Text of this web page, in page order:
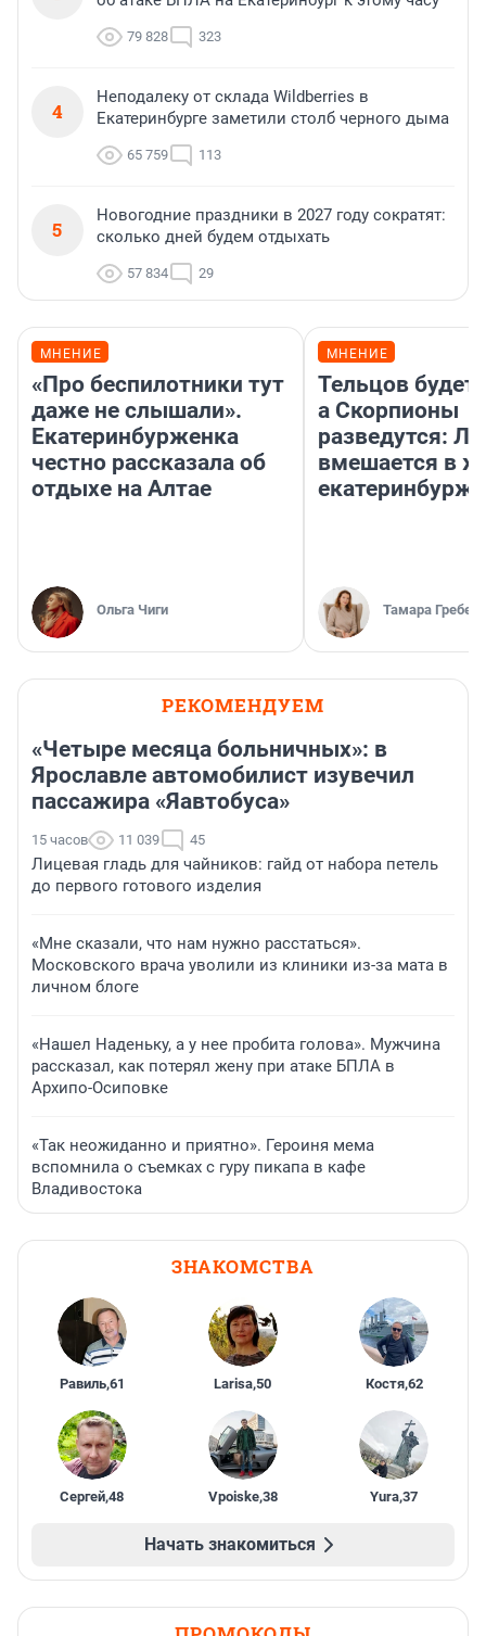
79 828 323
4
Неподалеку от склада Wildberries в
Екатеринбурге заметили столб черного дыма
65 759 113
5
Новогодние праздники в 2027 году сократят:
сколько дней будем отдыхать
57 834 29
МНЕНИЕ
«Про беспилотники тут
даже не слышали».
Екатеринбурженка
честно рассказала об
отдыхе на Алтае
Ольга Чиги
МНЕНИЕ
Тельцов будет
а Скорпионы
разведутся:
вмешается в
Тамара
РЕКОМЕНДУЕМ
«Четыре месяца больничных»: в
Ярославле автомобилист изувечил
пассажира «Яавтобуса»
15 часов 11 039 45
Лицевая гладь для чайников: гайд от набора петель
до первого готового изделия
«Мне сказали, что нам нужно расстаться».
Московского врача уволили из клиники из-за мата в
личном блоге
«Нашел Наденьку, а у нее пробита голова». Мужчина
рассказал, как потерял жену при атаке БПЛА в
Архипо-Осиповке
«Так неожиданно и приятно». Героиня мема
вспомнила о съемках с гуру пикапа в кафе
Владивостока
ЗНАКОМСТВА
Равиль,61 Larisa,50 Костя,62
Сергей,48 Vpoiske,38 Yura,37
Начать знакомиться